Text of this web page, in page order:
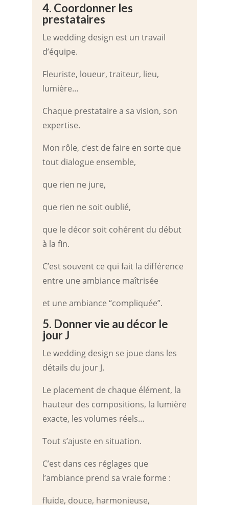
4. Coordonner les
prestataires
Le wedding design est un travail
d’équipe.
Fleuriste, loueur, traiteur, lieu,
lumière…
Chaque prestataire a sa vision, son
expertise.
Mon rôle, c’est de faire en sorte que
tout dialogue ensemble,
que rien ne jure,
que rien ne soit oublié,
que le décor soit cohérent du début
à la fin.
C’est souvent ce qui fait la différence
entre une ambiance maîtrisée
et une ambiance “compliquée”.
5. Donner vie au décor le
jour J
Le wedding design se joue dans les
détails du jour J.
Le placement de chaque élément, la
hauteur des compositions, la lumière
exacte, les volumes réels…
Tout s’ajuste en situation.
C’est dans ces réglages que
l’ambiance prend sa vraie forme :
fluide, douce, harmonieuse,